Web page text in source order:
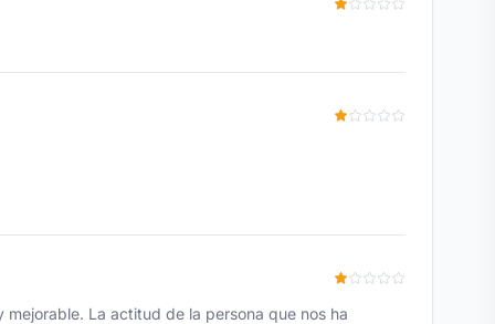
La actitud de la persona que nos ha